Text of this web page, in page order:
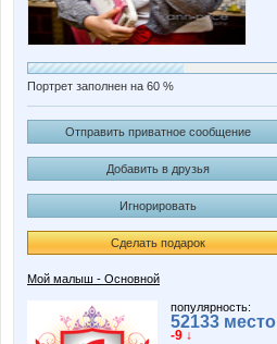
Портрет заполнен на 60 %
Отправить приватное сообщение
Добавить в друзья
Игнорировать
Сделать подарок
Мой малыш - Основной
популярность:
52133 место
-9 ↓